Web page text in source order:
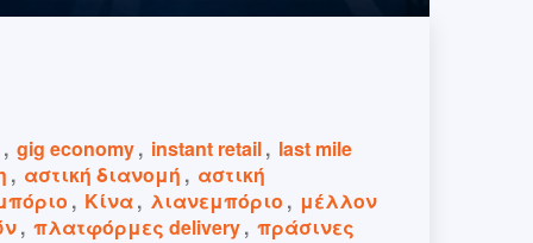
, gig economy, instant retail, last mile
, αστική διανομή , αστική
, Κίνα, λιανεμπόριο , μέλλον
, πλατφόρμες delivery, πράσινες